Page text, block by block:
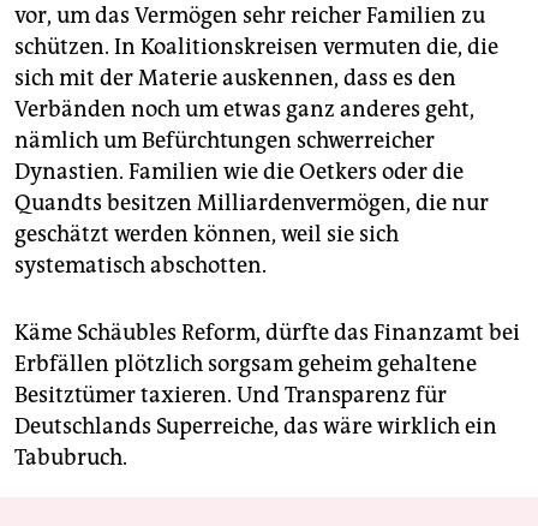
vor, um das Vermögen sehr reicher Familien zu
schützen. In Koalitionskreisen vermuten die, die
sich mit der Materie auskennen, dass es den
Verbänden noch um etwas ganz anderes geht,
nämlich um Befürchtungen schwerreicher
Dynastien. Familien wie die Oetkers oder die
Quandts besitzen Milliardenvermögen, die nur
geschätzt werden können, weil sie sich
systematisch abschotten.
Käme Schäubles Reform, dürfte das Finanzamt bei
Erbfällen plötzlich sorgsam geheim gehaltene
Besitztümer taxieren. Und Transparenz für
Deutschlands Superreiche, das wäre wirklich ein
Tabubruch.